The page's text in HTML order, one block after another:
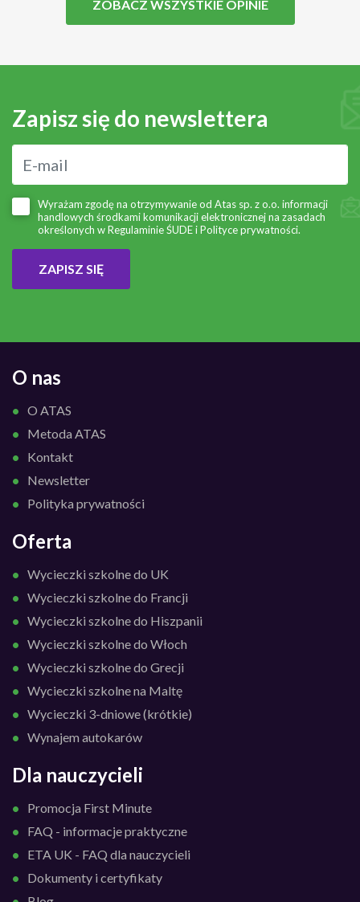
ZOBACZ WSZYSTKIE OPINIE
Zapisz się do newslettera
ZAPISZ SIĘ
Wyrażam zgodę na otrzymywanie od Atas sp. z o.o. informacji
handlowych środkami komunikacji elektronicznej na zasadach
określonych wRegulaminie ŚUDEiPolityce prywatności.
O nas
O ATAS
Metoda ATAS
Kontakt
Newsletter
Polityka prywatności
Oferta
Wycieczki szkolne do UK
Wycieczki szkolne do Francji
Wycieczki szkolne do Hiszpanii
Wycieczki szkolne do Włoch
Wycieczki szkolne do Grecji
Wycieczki szkolne na Maltę
Wycieczki 3-dniowe (krótkie)
Wynajem autokarów
Dla nauczycieli
Promocja First Minute
FAQ - informacje praktyczne
ETA UK - FAQ dla nauczycieli
Dokumenty i certyfikaty